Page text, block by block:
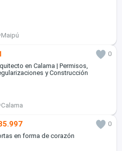
Maipú
0
en Calama | Permisos,
y Construcción
Calama
0
en forma de corazón